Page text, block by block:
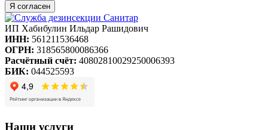
Я согласен
ИП Хабибулин Ильдар Рашидович
ИНН: 561211536468
ОГРН: 318565800086366
Расчётный счёт: 40802810029250006393
БИК: 044525593
Наши услуги